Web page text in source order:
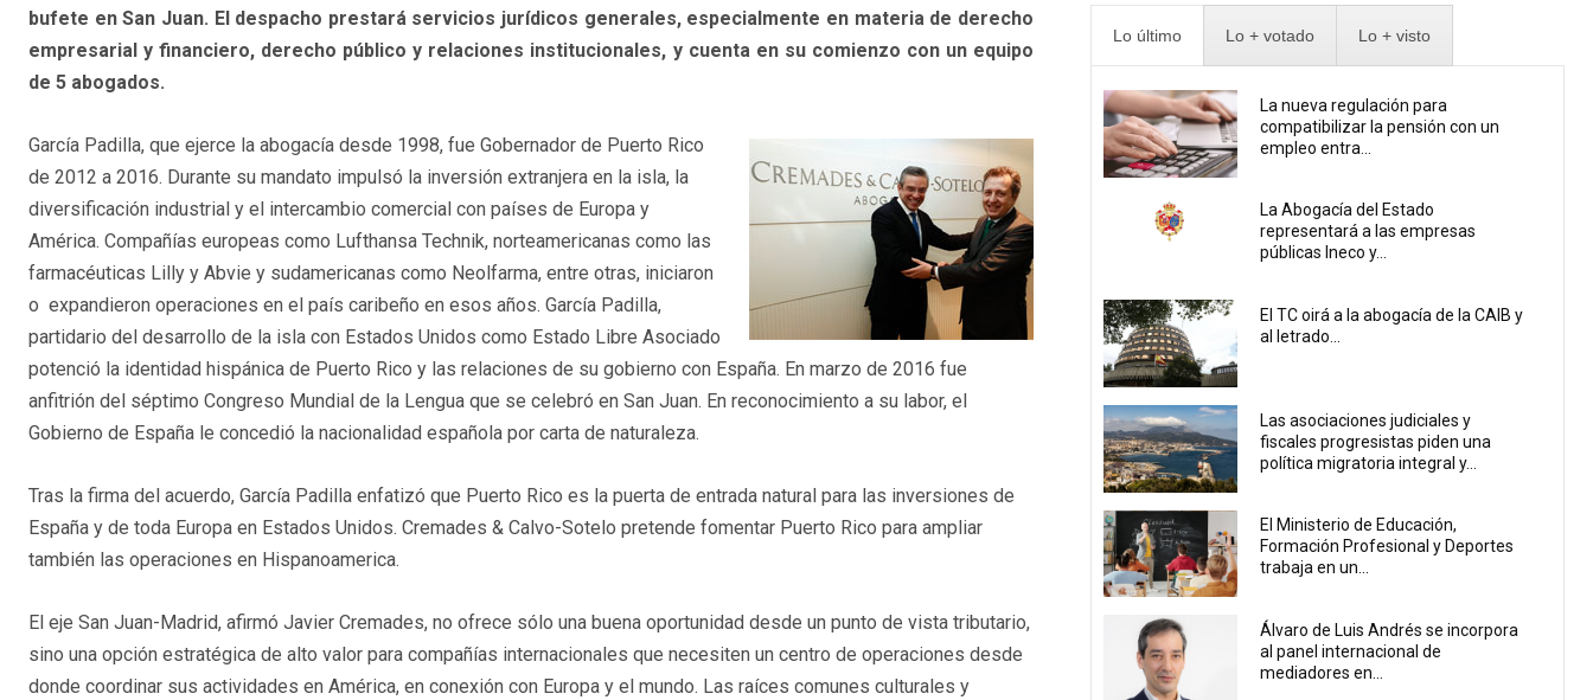
bufete en San Juan. El despacho prestará servicios jurídicos generales, especialmente en materia de derecho
empresarial y financiero, derecho público y relaciones institucionales, y cuenta en su comienzo con un equipo
de 5 abogados.
García Padilla, que ejerce la abogacía desde 1998, fue Gobernador de Puerto Rico
de 2012 a 2016. Durante su mandato impulsó la inversión extranjera en la isla, la
diversificación industrial y el intercambio comercial con países de Europa y
América. Compañías europeas como Lufthansa Technik, norteamericanas como las
farmacéuticas Lilly y Abvie y sudamericanas como Neolfarma, entre otras, iniciaron
o expandieron operaciones en el país caribeño en esos años. García Padilla,
partidario del desarrollo de la isla con Estados Unidos como Estado Libre Asociado
potenció la identidad hispánica de Puerto Rico y las relaciones de su gobierno con España. En marzo de 2016 fue
anfitrión del séptimo Congreso Mundial de la Lengua que se celebró en San Juan. En reconocimiento a su labor, el
Gobierno de España le concedió la nacionalidad española por carta de naturaleza.
Tras la firma del acuerdo, García Padilla enfatizó que Puerto Rico es la puerta de entrada natural para las inversiones de
España y de toda Europa en Estados Unidos. Cremades & Calvo-Sotelo pretende fomentar Puerto Rico para ampliar
también las operaciones en Hispanoamerica.
El eje San Juan-Madrid, afirmó Javier Cremades, no ofrece sólo una buena oportunidad desde un punto de vista tributario,
sino una opción estratégica de alto valor para compañías internacionales que necesiten un centro de operaciones desde
donde coordinar sus actividades en América, en conexión con Europa y el mundo. Las raíces comunes culturales y
Lo último Lo + votado Lo + visto
La nueva regulación para
compatibilizar la pensión con un
empleo entra...
La Abogacía del Estado
representará a las empresas
públicas Ineco y...
El TC oirá a la abogacía de la CAIB y
al letrado...
Las asociaciones judiciales y
fiscales progresistas piden una
política migratoria integral y...
El Ministerio de Educación,
Formación Profesional y Deportes
trabaja en un...
Álvaro de Luis Andrés se incorpora
al panel internacional de
mediadores en...